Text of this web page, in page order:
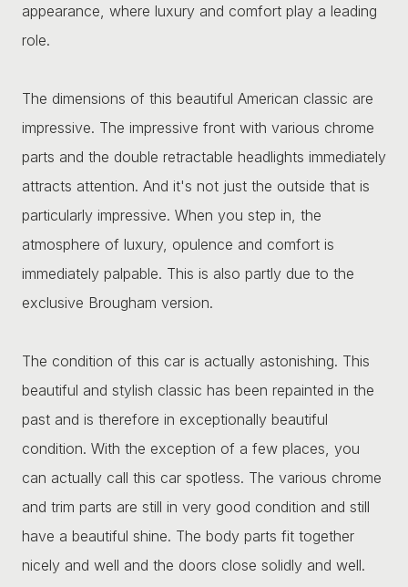
appearance, where luxury and comfort play a leading
role.
The dimensions of this beautiful American classic are
impressive. The impressive front with various chrome
parts and the double retractable headlights immediately
attracts attention. And it's not just the outside that is
particularly impressive. When you step in, the
atmosphere of luxury, opulence and comfort is
immediately palpable. This is also partly due to the
exclusive Brougham version.
The condition of this car is actually astonishing. This
beautiful and stylish classic has been repainted in the
past and is therefore in exceptionally beautiful
condition. With the exception of a few places, you
can actually call this car spotless. The various chrome
and trim parts are still in very good condition and still
have a beautiful shine. The body parts fit together
nicely and well and the doors close solidly and well.